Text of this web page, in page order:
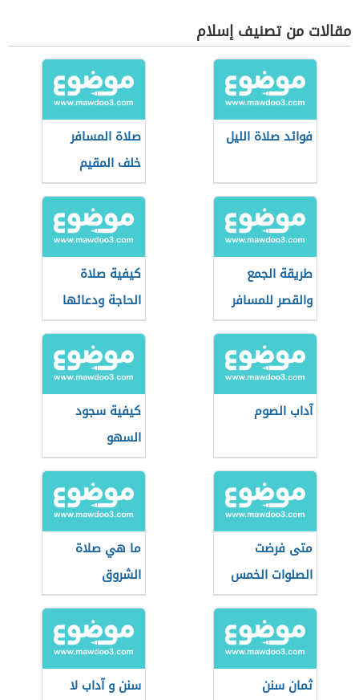
مقالات من تصنيف إسلام
فوائد صلاة الليل
صلاة المسافر
خلف المقيم
طريقة الجمع
والقصر للمسافر
كيفية صلاة
الحاجة ودعائها
آداب الصوم
كيفية سجود
السهو
متى فرضت
الصلوات الخمس
ما هي صلاة
الشروق
ثمان سنن
سنن و آداب لا